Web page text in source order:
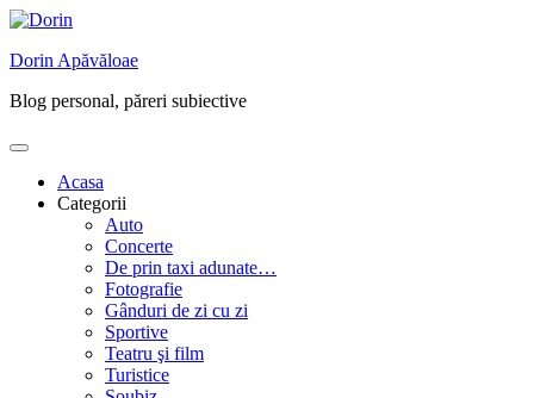
Skip
content
Dorin Apăvăloae
Blog personal, păreri subiective
Acasa
Categorii
Auto
Concerte
De prin taxi adunate…
Fotografie
Gânduri de zi cu zi
Sportive
Teatru şi film
Turistice